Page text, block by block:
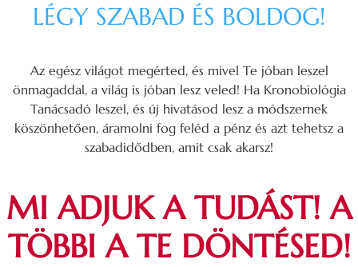
LÉGY SZABAD ÉS BOLDOG!
Az egész világot megérted, és mivel Te jóban leszel
önmagaddal, a világ is jóban lesz veled! Ha Kronobiológia
Tanácsadó leszel, és új hivatásod lesz a módszernek
köszönhetően, áramolni fog feléd a pénz és azt tehetsz a
szabadidődben, amit csak akarsz!
MI ADJUK A TUDÁST! A
TÖBBI A TE DÖNTÉSED!